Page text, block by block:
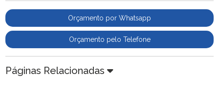
Orçamento por Whatsapp
Orçamento pelo Telefone
Páginas Relacionadas